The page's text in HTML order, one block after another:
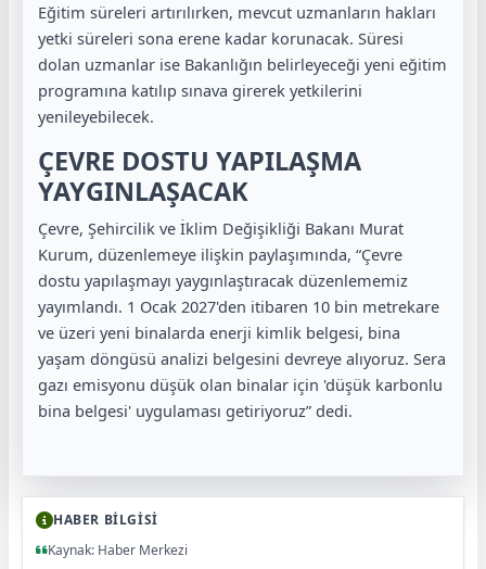
Eğitim süreleri artırılırken, mevcut uzmanların hakları
yetki süreleri sona erene kadar korunacak. Süresi
dolan uzmanlar ise Bakanlığın belirleyeceği yeni eğitim
programına katılıp sınava girerek yetkilerini
yenileyebilecek.
ÇEVRE DOSTU YAPILAŞMA
YAYGINLAŞACAK
Çevre, Şehircilik ve İklim Değişikliği Bakanı Murat
Kurum, düzenlemeye ilişkin paylaşımında, “Çevre
dostu yapılaşmayı yaygınlaştıracak düzenlememiz
yayımlandı. 1 Ocak 2027'den itibaren 10 bin metrekare
ve üzeri yeni binalarda enerji kimlik belgesi, bina
yaşam döngüsü analizi belgesini devreye alıyoruz. Sera
gazı emisyonu düşük olan binalar için 'düşük karbonlu
bina belgesi' uygulaması getiriyoruz” dedi.
HABER BİLGİSİ
Kaynak: Haber Merkezi